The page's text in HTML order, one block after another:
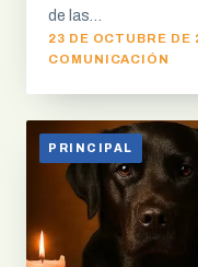
de las…
23 DE OCTUBRE DE
COMUNICACIÓN
PRINCIPAL